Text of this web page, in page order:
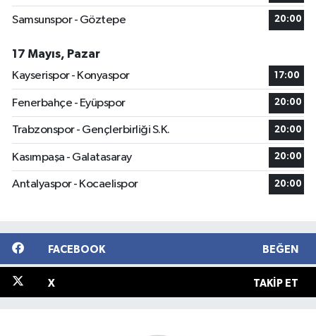
Samsunspor - Göztepe 20:00
17 Mayıs, Pazar
Kayserispor - Konyaspor
17:00
Fenerbahçe - Eyüpspor 20:00
Trabzonspor - Gençlerbirliği S.K. 20:00
Kasımpaşa - Galatasaray 20:00
Antalyaspor - Kocaelispor 20:00
FACEBOOK BEĞEN
X TAKIP ET